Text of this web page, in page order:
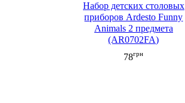
Набор детских столовых
приборов Ardesto Funny
Animals 2 предмета
(AR0702FA)
78грн